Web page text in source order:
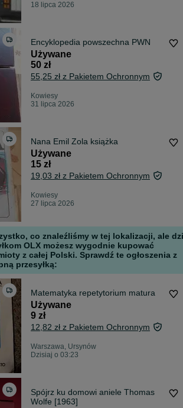
18 lipca 2026
Encyklopedia powszechna PWN
Używane
50 zł
55,25 zł z Pakietem Ochronnym
Kowiesy
31 lipca 2026
Nana Emil Zola książka
Używane
15 zł
19,03 zł z Pakietem Ochronnym
Kowiesy
27 lipca 2026
co znaleźliśmy w tej lokalizacji, ale
OLX możesz wygodnie kupować
z całej Polski. Sprawdź te ogłoszenia z
przesyłką:
Matematyka repetytorium matura
Używane
9 zł
12,82 zł z Pakietem Ochronnym
Warszawa, Ursynów
Dzisiaj o 03:23
Spójrz ku domowi aniele Thomas
Wolfe [1963]